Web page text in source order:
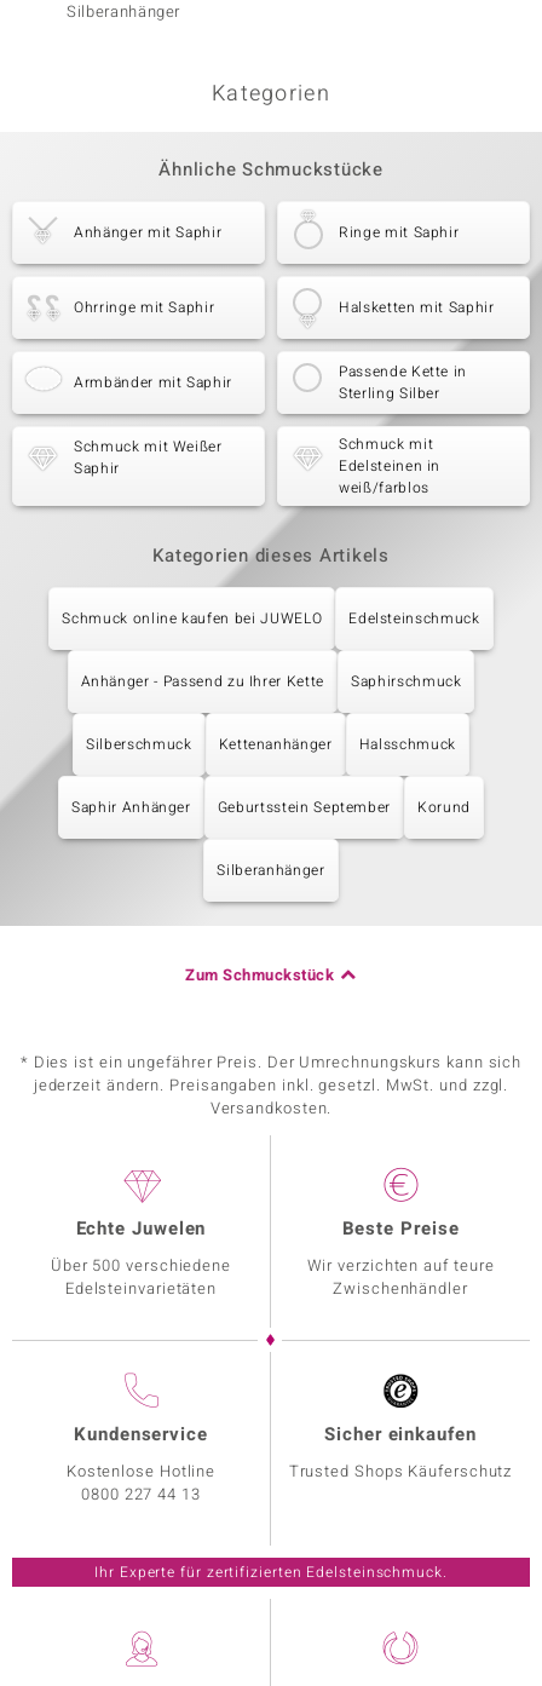
Silberanhänger
Kategorien
Ähnliche Schmuckstücke
Anhänger mit Saphir Ringe mit Saphir
Ohrringe mit Saphir Halsketten mit Saphir
Armbänder mit Saphir
Passende Kette in
Sterling Silber
Schmuck mit Weißer
Saphir
Schmuck mit
Edelsteinen in
weiß/farblos
Kategorien dieses Artikels
Schmuck online kaufen bei JUWELO Edelsteinschmuck
Anhänger - Passend zu Ihrer Kette Saphirschmuck
Silberschmuck Kettenanhänger Halsschmuck
Saphir Anhänger Geburtsstein September Korund
Silberanhänger
Zum Schmuckstück
* Dies ist ein ungefährer Preis. Der Umrechnungskurs kann sich
jederzeit ändern. Preisangaben inkl. gesetzl. MwSt. und zzgl.
Versandkosten.
Echte Juwelen
Über 500 verschiedene
Edelsteinvarietäten
Beste Preise
Wir verzichten auf teure
Zwischenhändler
Kundenservice
Kostenlose Hotline
0800 227 44 13
Sicher einkaufen
Trusted Shops Käuferschutz
Ihr Experte für zertifizierten Edelsteinschmuck.